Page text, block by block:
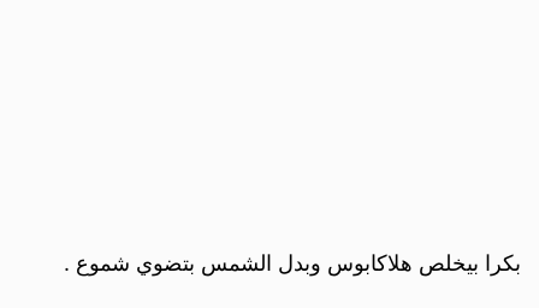
بكرا بيخلص هلاكابوس وبدل الشمس بتضوي شموع .